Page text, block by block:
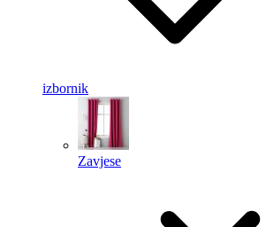
izbornik
Zavjese